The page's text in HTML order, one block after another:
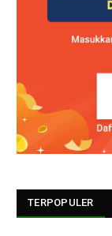
TERPOPULER